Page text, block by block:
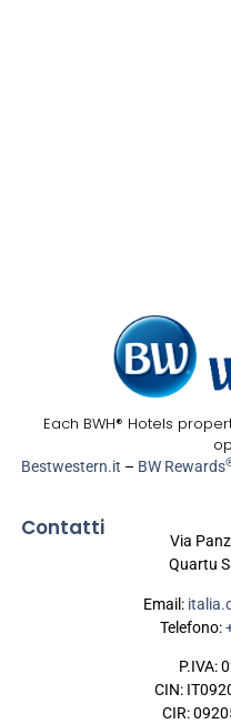
Each BWH® Hotels
Bestwestern.it – BW Rewards
Contatti
Via
Quartu
Email:
Telefono:
P.IVA:
CIN:
CIR: